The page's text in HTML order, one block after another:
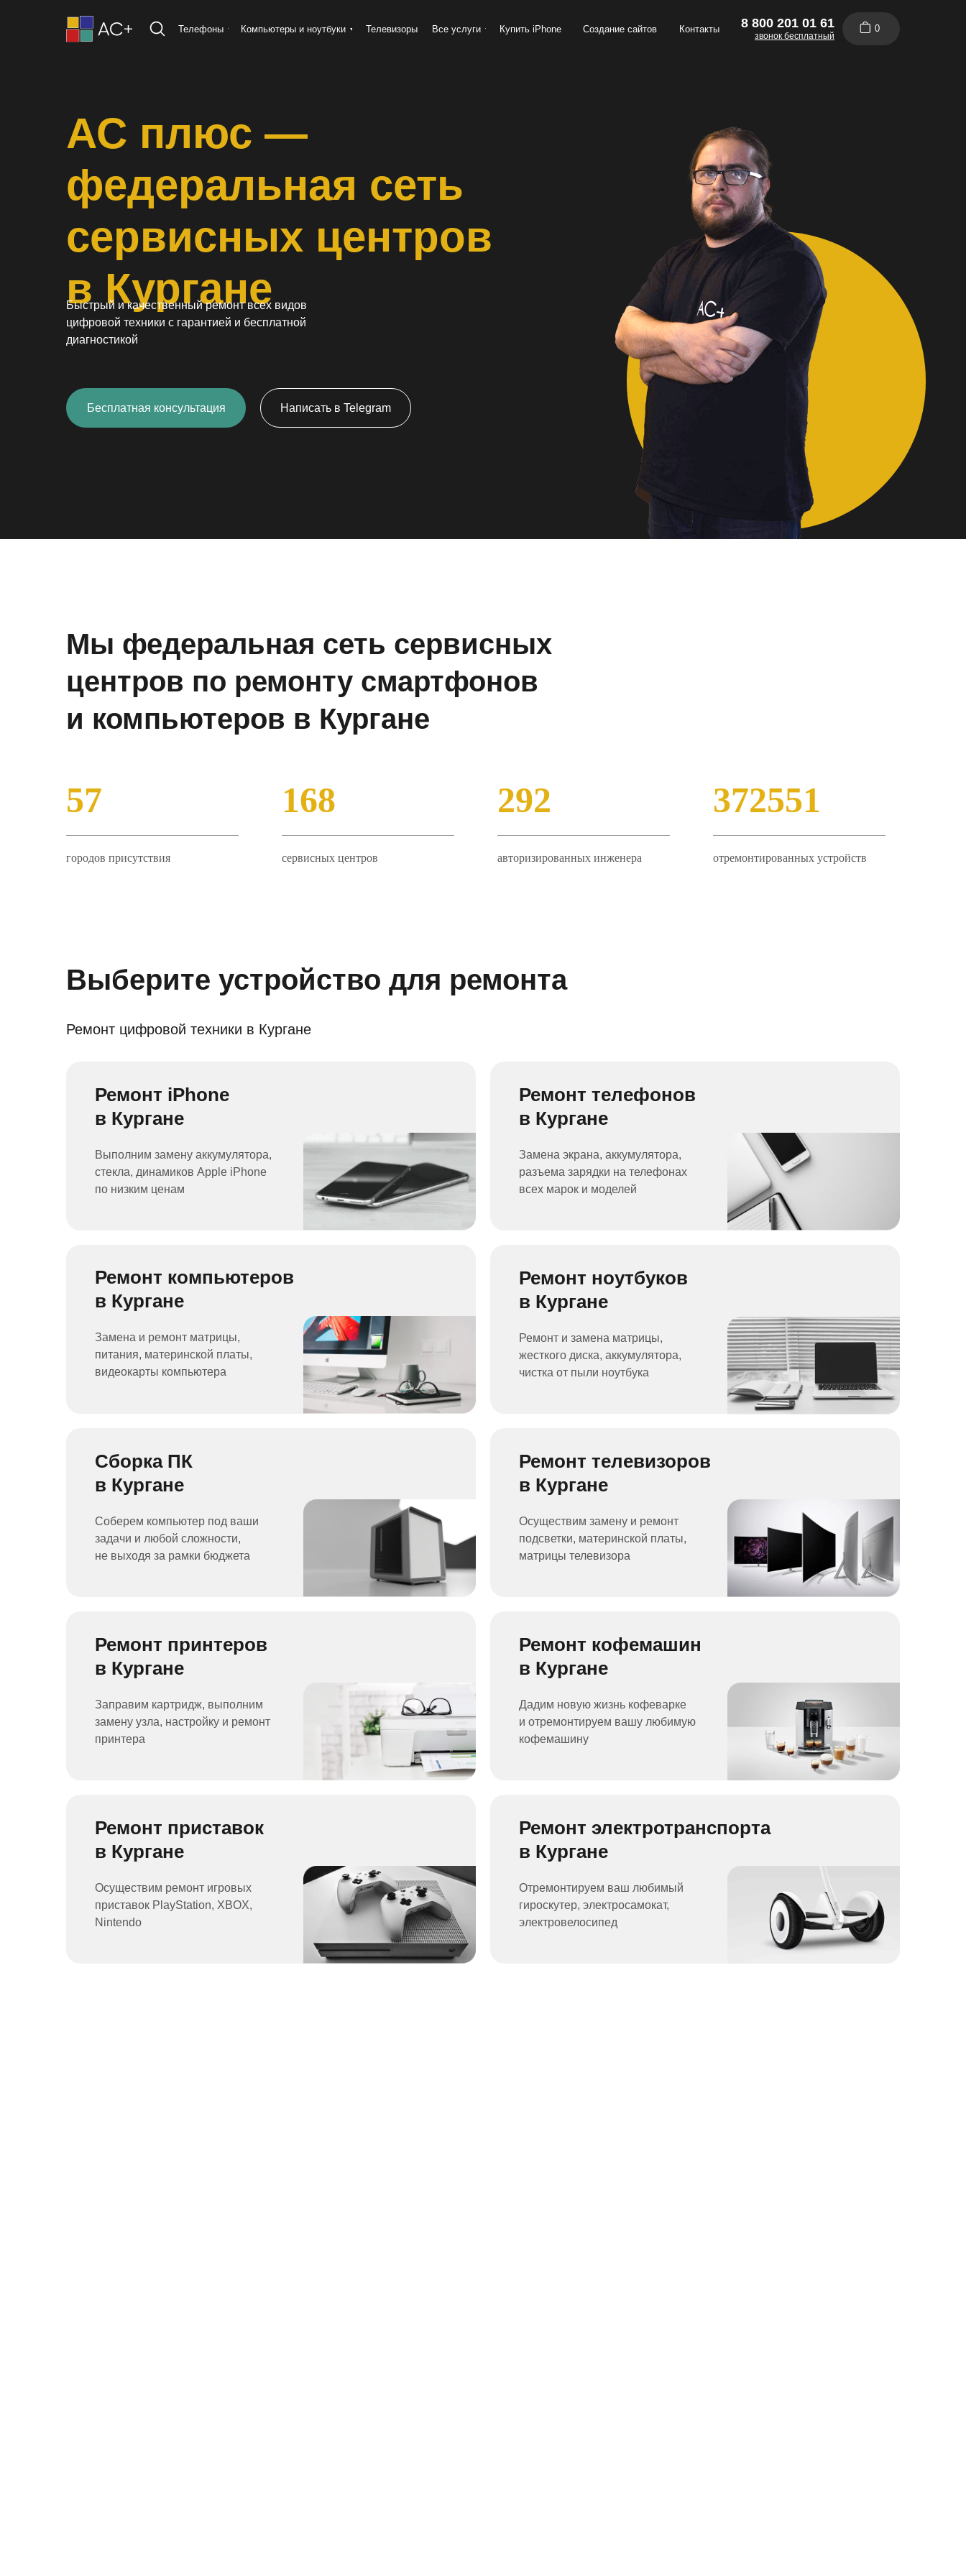
звонок бесплатный
8 800 201 01 61 0
Телефоны Компьютеры и ноутбуки Купить iPhone
Телевизоры Все услуги Контакты
Создание сайтов
АС плюс —
федеральная сеть
сервисных центров
в Кургане
Быстрый и качественный ремонт всех видов
цифровой техники с гарантией и бесплатной
диагностикой
Бесплатная консультация Написать в Telegram
Мы федеральная сеть сервисных
центров по ремонту смартфонов
и компьютеров в Кургане
57
городов присутствия
168
сервисных центров
292
авторизированных инженера
372551
отремонтированных устройств
Выберите устройство для ремонта
Ремонт цифровой техники в Кургане
Ремонт принтеров
в Кургане
Ремонт кофемашин
в Кургане
Ремонт приставок
в Кургане
Ремонт электротранспорта
в Кургане
Ремонт телевизоров
в Кургане
Сборка ПК
в Кургане
Ремонт iPhone
в Кургане
Ремонт телефонов
в Кургане
Ремонт ноутбуков
в Кургане
Ремонт компьютеров
в Кургане
Выполним замену аккумулятора,
стекла, динамиков Apple iPhone
по низким ценам
Замена экрана, аккумулятора,
разъема зарядки на телефонах
всех марок и моделей
Замена и ремонт матрицы,
питания, материнской платы,
видеокарты компьютера
Ремонт и замена матрицы,
жесткого диска, аккумулятора,
чистка от пыли ноутбука
Соберем компьютер под ваши
задачи и любой сложности,
не выходя за рамки бюджета
Осуществим замену и ремонт
подсветки, материнской платы,
матрицы телевизора
Заправим картридж, выполним
замену узла, настройку и ремонт
принтера
Дадим новую жизнь кофеварке
и отремонтируем вашу любимую
кофемашину
Осуществим ремонт игровых
приставок PlayStation, XBOX,
Nintendo
Отремонтируем ваш любимый
гироскутер, электросамокат,
электровелосипед